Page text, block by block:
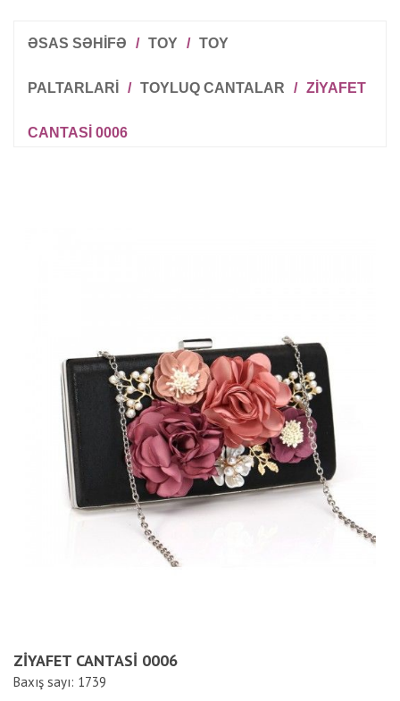
ƏSAS SƏHİFƏ / TOY / TOY
PALTARLARI / TOYLUQ CANTALAR / ZIYAFET
CANTASI 0006
ZIYAFET CANTASI 0006
Baxış sayı: 1739